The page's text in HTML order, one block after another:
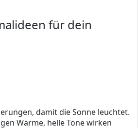
für dein
damit die Sonne leuchtet.
Wärme, helle Töne wirken